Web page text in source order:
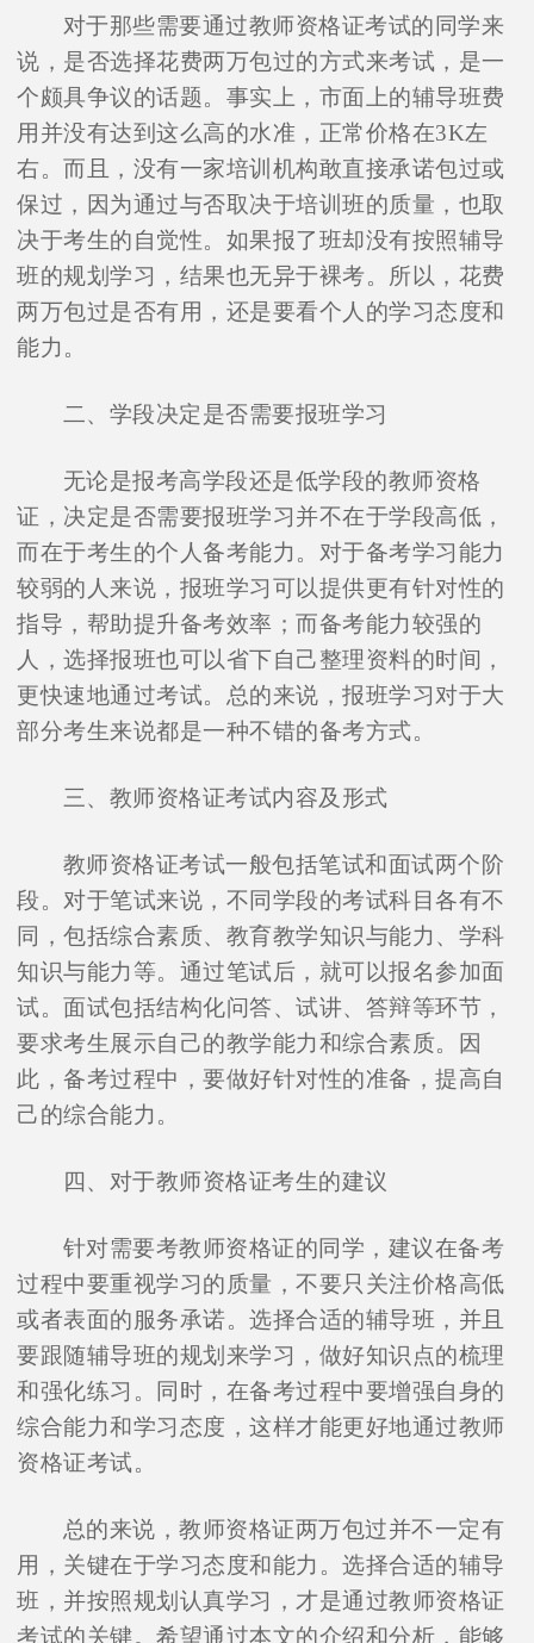
对于那些需要通过教师资格证考试的同学来
说，是否选择花费两万包过的方式来考试，是一
个颇具争议的话题。事实上，市面上的辅导班费
用并没有达到这么高的水准，正常价格在3K左
右。而且，没有一家培训机构敢直接承诺包过或
保过，因为通过与否取决于培训班的质量，也取
决于考生的自觉性。如果报了班却没有按照辅导
班的规划学习，结果也无异于裸考。所以，花费
两万包过是否有用，还是要看个人的学习态度和
能力。
二、学段决定是否需要报班学习
无论是报考高学段还是低学段的教师资格
证，决定是否需要报班学习并不在于学段高低，
而在于考生的个人备考能力。对于备考学习能力
较弱的人来说，报班学习可以提供更有针对性的
指导，帮助提升备考效率；而备考能力较强的
人，选择报班也可以省下自己整理资料的时间，
更快速地通过考试。总的来说，报班学习对于大
部分考生来说都是一种不错的备考方式。
三、教师资格证考试内容及形式
教师资格证考试一般包括笔试和面试两个阶
段。对于笔试来说，不同学段的考试科目各有不
同，包括综合素质、教育教学知识与能力、学科
知识与能力等。通过笔试后，就可以报名参加面
试。面试包括结构化问答、试讲、答辩等环节，
要求考生展示自己的教学能力和综合素质。因
此，备考过程中，要做好针对性的准备，提高自
己的综合能力。
四、对于教师资格证考生的建议
针对需要考教师资格证的同学，建议在备考
过程中要重视学习的质量，不要只关注价格高低
或者表面的服务承诺。选择合适的辅导班，并且
要跟随辅导班的规划来学习，做好知识点的梳理
和强化练习。同时，在备考过程中要增强自身的
综合能力和学习态度，这样才能更好地通过教师
资格证考试。
总的来说，教师资格证两万包过并不一定有
用，关键在于学习态度和能力。选择合适的辅导
班，并按照规划认真学习，才是通过教师资格证
考试的关键。希望通过本文的介绍和分析，能够